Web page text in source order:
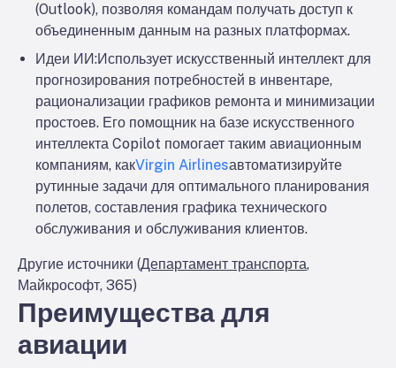
(Outlook), позволяя командам получать доступ к
объединенным данным на разных платформах.
Идеи ИИ:Использует искусственный интеллект для
прогнозирования потребностей в инвентаре,
рационализации графиков ремонта и минимизации
простоев. Его помощник на базе искусственного
интеллекта Copilot помогает таким авиационным
компаниям, какVirgin Airlinesавтоматизируйте
рутинные задачи для оптимального планирования
полетов, составления графика технического
обслуживания и обслуживания клиентов.
Другие источники (Департамент транспорта,
Майкрософт, 365)
Преимущества для
авиации